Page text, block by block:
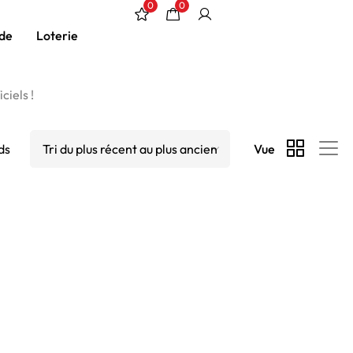
Loterie
0 0
!
Vue